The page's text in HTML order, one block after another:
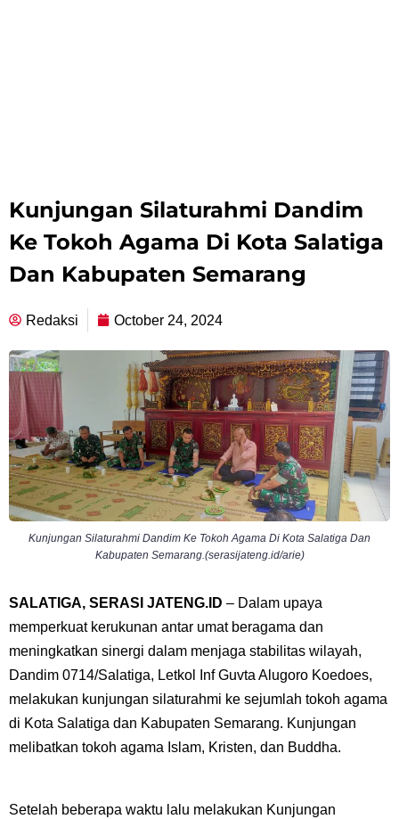
Kunjungan Silaturahmi Dandim
Ke Tokoh Agama Di Kota Salatiga
Dan Kabupaten Semarang
Redaksi October 24, 2024
Kunjungan Silaturahmi Dandim Ke Tokoh Agama Di Kota Salatiga Dan
Kabupaten Semarang.(serasijateng.id/arie)
SALATIGA, SERASI JATENG.ID – Dalam upaya
memperkuat kerukunan antar umat beragama dan
meningkatkan sinergi dalam menjaga stabilitas wilayah,
Dandim 0714/Salatiga, Letkol Inf Guvta Alugoro Koedoes,
melakukan kunjungan silaturahmi ke sejumlah tokoh agama
di Kota Salatiga dan Kabupaten Semarang. Kunjungan
melibatkan tokoh agama Islam, Kristen, dan Buddha.
Setelah beberapa waktu lalu melakukan Kunjungan